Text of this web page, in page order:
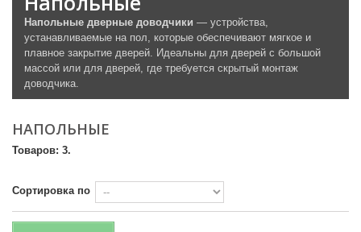
Напольные дверные доводчики — устройства,
устанавливаемые на пол, которые обеспечивают мягкое и
плавное закрытие дверей. Идеальны для дверей с большой
массой или для дверей, где требуется скрытый монтаж
доводчика.
НАПОЛЬНЫЕ
Товаров: 3.
Сортировка по